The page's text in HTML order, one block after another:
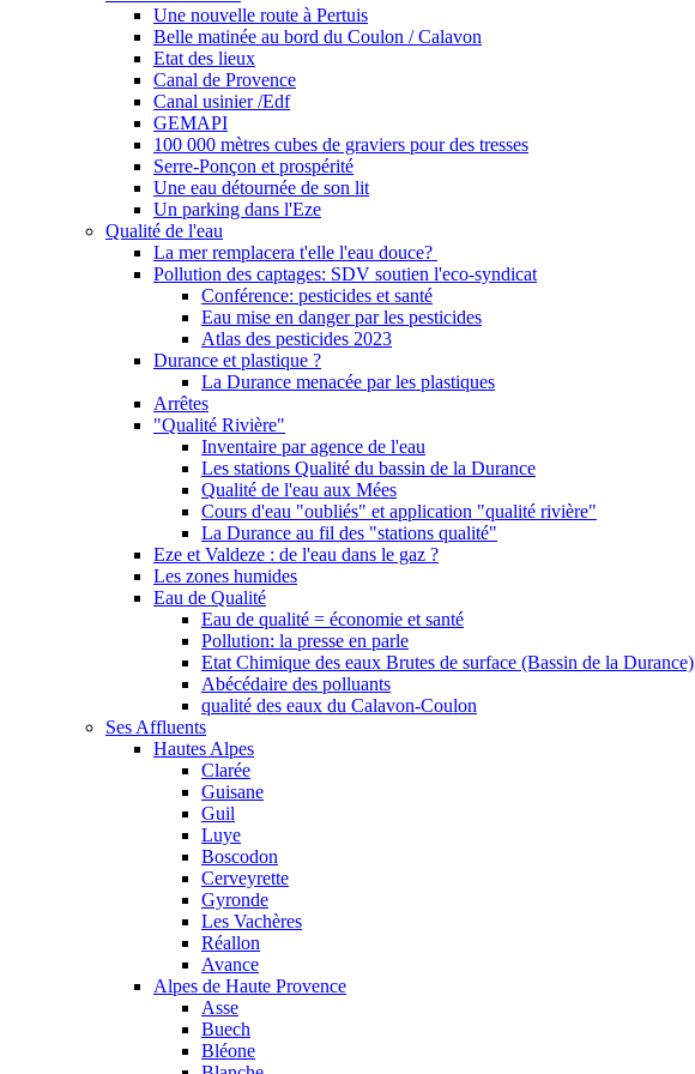
Une nouvelle route à Pertuis
Belle matinée au bord du Coulon / Calavon
Etat des lieux
Canal de Provence
Canal usinier /Edf
GEMAPI
100 000 mètres cubes de graviers pour des tresses
Serre-Ponçon et prospérité
Une eau détournée de son lit
Un parking dans l'Eze
Qualité de l'eau
La mer remplacera t'elle l'eau douce?
Pollution des captages: SDV soutien l'eco-syndicat
Conférence: pesticides et santé
Eau mise en danger par les pesticides
Atlas des pesticides 2023
Durance et plastique ?
La Durance menacée par les plastiques
Arrêtes
"Qualité Rivière"
Inventaire par agence de l'eau
Les stations Qualité du bassin de la Durance
Qualité de l'eau aux Mées
Cours d'eau "oubliés" et application "qualité rivière"
La Durance au fil des "stations qualité"
Eze et Valdeze : de l'eau dans le gaz ?
Les zones humides
Eau de Qualité
Eau de qualité = économie et santé
Pollution: la presse en parle
Etat Chimique des eaux Brutes de surface (Bassin de la Durance)
Abécédaire des polluants
qualité des eaux du Calavon-Coulon
Ses Affluents
Hautes Alpes
Clarée
Guisane
Guil
Luye
Boscodon
Cerveyrette
Gyronde
Les Vachères
Réallon
Avance
Alpes de Haute Provence
Asse
Buech
Bléone